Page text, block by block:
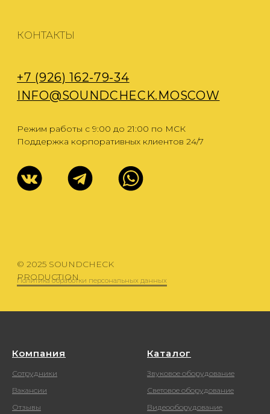
Компания
Сотрудники
Вакансии
Отзывы
Каталог
Звуковое оборудование
Световое оборудование
Видеооборудование